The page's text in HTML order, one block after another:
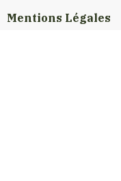
Mentions Légales